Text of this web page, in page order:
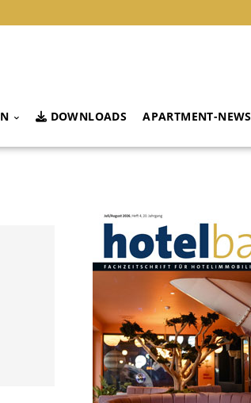
DOWNLOADS APARTMENT-NEWS